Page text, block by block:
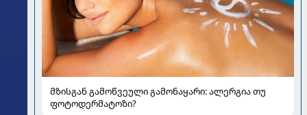
მზისგან გამოწვეული გამონაყარი: ალერგია თუ
ფოტოდერმატოზი?